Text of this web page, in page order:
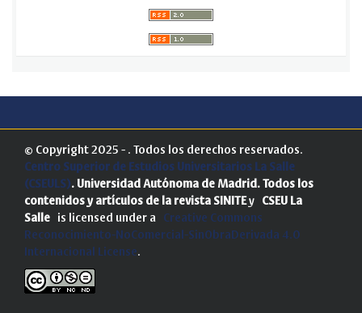
© Copyright 2025 - . Todos los derechos reservados.
Centro Superior de Estudios Universitarios La Salle
(CSEULS). Universidad Autónoma de Madrid. Todos los
contenidos y artículos de la revista SINITEy CSEU La
Salle is licensed under a Creative Commons
Reconocimiento-NoComercial-SinObraDerivada 4.0
Internacional License.